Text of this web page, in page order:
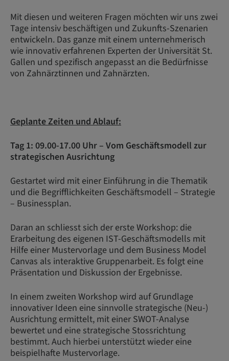
Mit diesen und weiteren Fragen möchten wir uns zwei
Tage intensiv beschäftigen und Zukunfts-Szenarien
entwickeln. Das ganze mit einem unternehmerisch
wie innovativ erfahrenen Experten der Universität St.
Gallen und spezifisch angepasst an die Bedürfnisse
von Zahnärztinnen und Zahnärzten.
Geplante Zeiten und Ablauf:
Tag 1: 09.00-17.00 Uhr – Vom Geschäftsmodell zur
strategischen Ausrichtung
Gestartet wird mit einer Einführung in die Thematik
und die Begrifflichkeiten Geschäftsmodell – Strategie
– Businessplan.
Daran an schliesst sich der erste Workshop: die
Erarbeitung des eigenen IST-Geschäftsmodells mit
Hilfe einer Mustervorlage und dem Business Model
Canvas als interaktive Gruppenarbeit. Es folgt eine
Präsentation und Diskussion der Ergebnisse.
In einem zweiten Workshop wird auf Grundlage
innovativer Ideen eine sinnvolle strategische (Neu-)
Ausrichtung ermittelt, mit einer SWOT-Analyse
bewertet und eine strategische Stossrichtung
bestimmt. Auch hierbei unterstützt wieder eine
beispielhafte Mustervorlage.